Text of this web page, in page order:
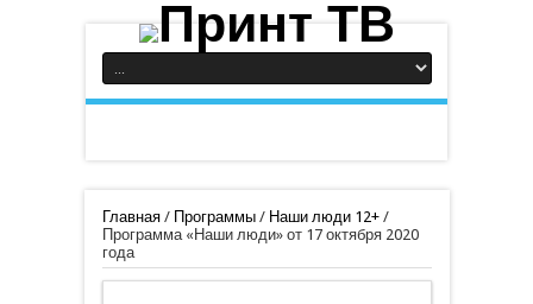
Главная/ Программы/ Наши люди 12+/
Программа «Наши люди» от 17 октября 2020
года